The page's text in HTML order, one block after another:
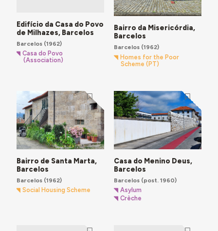
Edifício da Casa do Povo
de Milhazes, Barcelos
Barcelos(1962)
Casa do Povo
(Association)
Bairro da Misericórdia,
Barcelos
Barcelos(1962)
Homes for the Poor
Scheme (PT)
Bairro de Santa Marta,
Barcelos
Barcelos(1962)
Social Housing Scheme
Casa do Menino Deus,
Barcelos
Barcelos(post. 1960)
Asylum
Crèche